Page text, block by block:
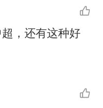
，还有这种好